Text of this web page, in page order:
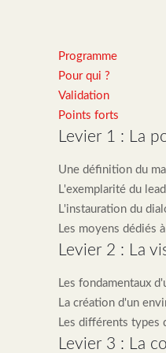
Programme
Pour qui ?
Validation
Points forts
Levier 1 : La
Une définition du
L'exemplarité du
L'instauration du
Les moyens dédiés
Levier 2 : La
Les fondamentaux
La création d'un
Les différents types
Levier 3 : La